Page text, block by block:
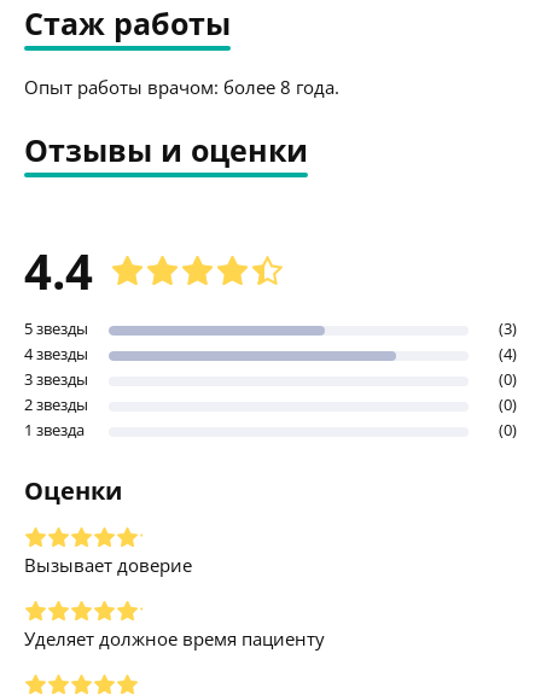
Стаж работы
Опыт работы врачом: более 8 года.
Отзывы и оценки
4.4
5 звезды
(3)
4 звезды
(4)
3 звезды
(0)
2 звезды
(0)
1 звезда
(0)
Оценки
Вызывает доверие
Уделяет должное время пациенту